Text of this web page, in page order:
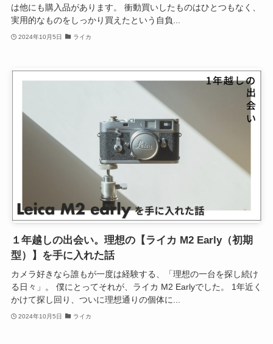
は他にも購入品があります。 衝動買いしたものはひとつもなく、
実用的なものをしっかり買えたという自負...
2024年10月5日 ライカ
１年越しの出会い。理想の【ライカ M2 Early（初期
型）】を手に入れた話
カメラ好きなら誰もが一度は経験する、「理想の一台を探し続け
る日々」。 僕にとってそれが、ライカ M2 Earlyでした。 1年近く
かけて探し回り、ついに理想通りの個体に...
2024年10月5日 ライカ